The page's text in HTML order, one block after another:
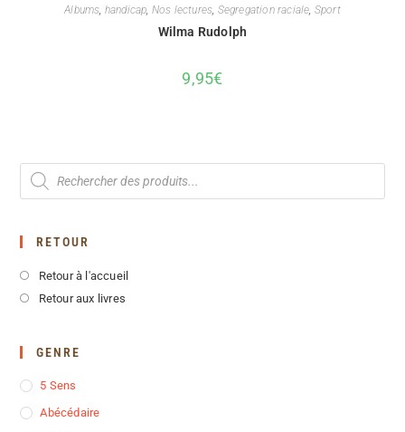
Albums handicap Nos lectures Segregation raciale Sport
Wilma Rudolph
9,95€
RETOUR
Retour à l'accueil
Retour aux livres
GENRE
5 Sens
Abécédaire